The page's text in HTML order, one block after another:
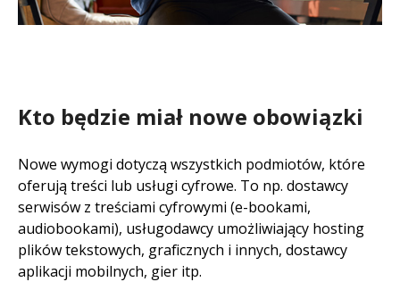
Kto będzie miał nowe obowiązki
Nowe wymogi dotyczą wszystkich podmiotów, które
oferują treści lub usługi cyfrowe. To np. dostawcy
serwisów z treściami cyfrowymi (e-bookami,
audiobookami), usługodawcy umożliwiający hosting
plików tekstowych, graficznych i innych, dostawcy
aplikacji mobilnych, gier itp.